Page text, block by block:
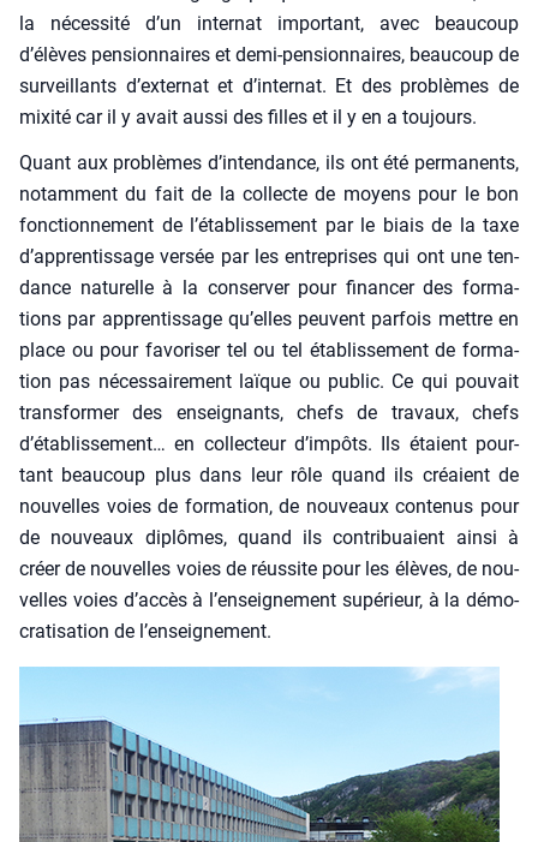
la néces­si­té d’un inter­nat impor­tant, avec beau­coup
d’élèves pen­sion­naires et demi-pen­sion­naires, beau­coup de
sur­veillants d’externat et d’internat. Et des pro­blèmes de
mixi­té car il y avait aus­si des filles et il y en a tou­jours.
Quant aux pro­blèmes d’intendance, ils ont été per­ma­nents,
notam­ment du fait de la col­lecte de moyens pour le bon
fonc­tion­ne­ment de l’établissement par le biais de la taxe
d’apprentissage ver­sée par les entre­prises qui ont une ten­
dance natu­relle à la conser­ver pour finan­cer des for­ma­
tions par appren­tis­sage qu’elles peuvent par­fois mettre en
place ou pour favo­ri­ser tel ou tel éta­blis­se­ment de for­ma­
tion pas néces­sai­re­ment laïque ou public. Ce qui pou­vait
trans­for­mer des ensei­gnants, chefs de tra­vaux, chefs
d’établissement… en col­lec­teur d’impôts. Ils étaient pour­
tant beau­coup plus dans leur rôle quand ils créaient de
nou­velles voies de for­ma­tion, de nou­veaux conte­nus pour
de nou­veaux diplômes, quand ils contri­buaient ain­si à
créer de nou­velles voies de réus­site pour les élèves, de nou­
velles voies d’accès à l’enseignement supé­rieur, à la démo­
cra­ti­sa­tion de l’enseignement.